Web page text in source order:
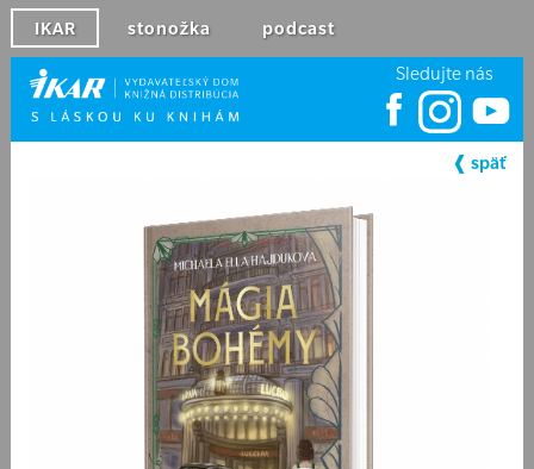
IKAR stonožka podcast
Sledujte nás
❰ späť